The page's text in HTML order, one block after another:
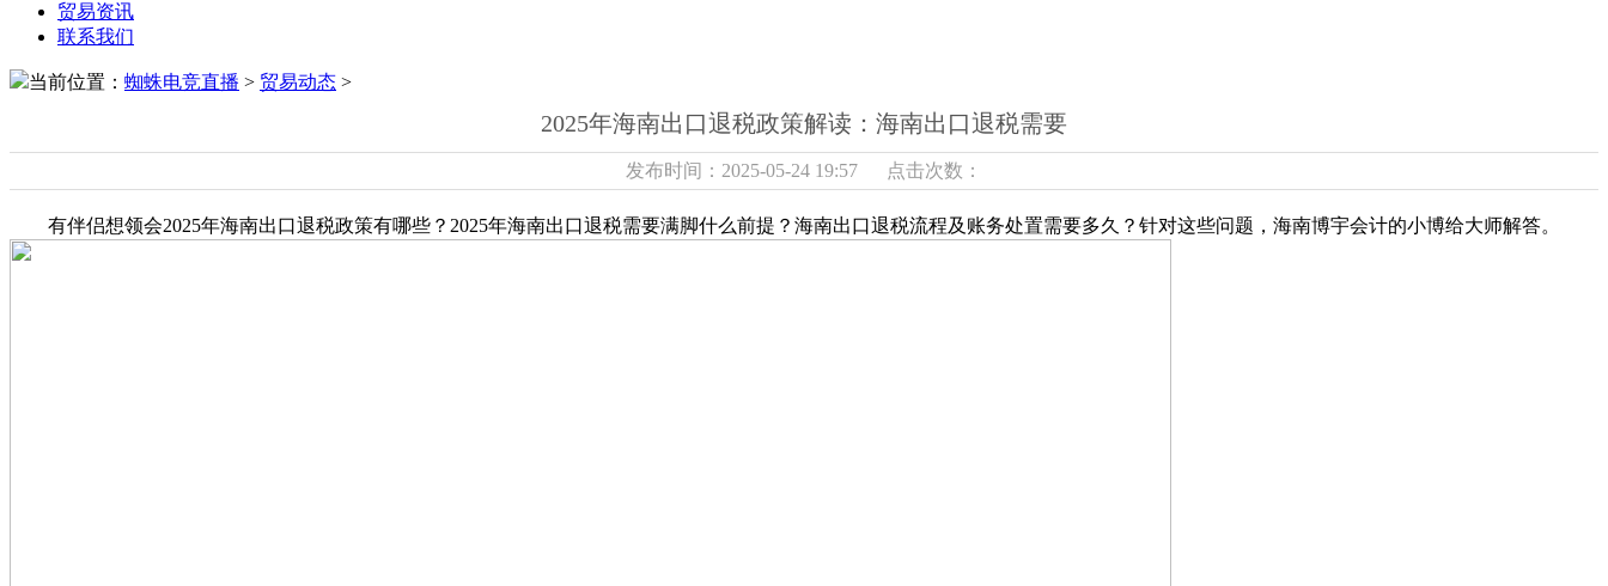
贸易资讯
联系我们
当前位置： 蜘蛛电竞直播 > 贸易动态 >
2025年海南出口退税政策解读：海南出口退税需要
发布时间：2025-05-24 19:57 点击次数：
有伴侣想领会2025年海南出口退税政策有哪些？2025年海南出口退税需要满脚什么前提？海南出口退税流程及账务处置需要多久？针对这些问题，海南博宇会计的小博给大师解答。